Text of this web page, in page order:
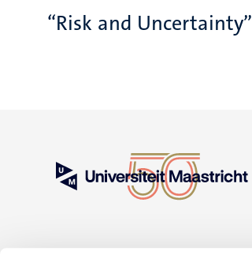
“Risk and Uncertainty”